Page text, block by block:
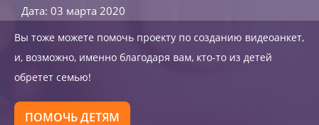
Дата: 03 марта 2020
Вы тоже можете помочь проекту по созданию видеоанкет,
и, возможно, именно благодаря вам, кто-то из детей
обретет семью!
ПОМОЧЬ ДЕТЯМ